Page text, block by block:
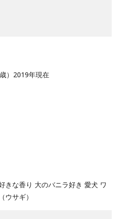
）2019年現在
きな香り 大のバニラ好き 愛犬 ワ
ウサギ）